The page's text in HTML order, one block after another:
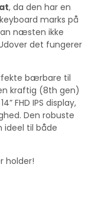
, da den har en
marks på
næsten ikke
det fungerer
bærbare til
kraftig (8th gen)
FHD IPS display,
Den robuste
ideel til både
holder!